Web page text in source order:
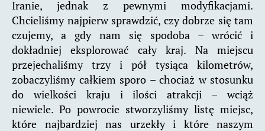
Iranie, jednak z pewnymi modyfikacjami.
Chcieliśmy najpierw sprawdzić, czy dobrze się tam
czujemy, a gdy nam się spodoba – wrócić i
dokładniej eksplorować cały kraj. Na miejscu
przejechaliśmy trzy i pół tysiąca kilometrów,
zobaczyliśmy całkiem sporo – chociaż w stosunku
do wielkości kraju i ilości atrakcji – wciąż
niewiele. Po powrocie stworzyliśmy listę miejsc,
które najbardziej nas urzekły i które naszym